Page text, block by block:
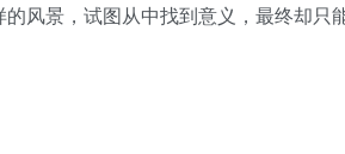
风景，试图从中找到意义，最终却只